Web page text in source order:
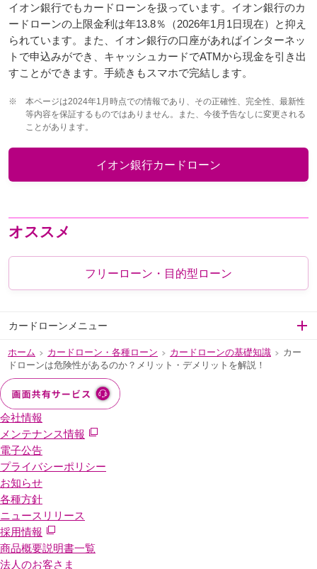
イオン銀行でもカードローンを扱っています。イオン銀行のカ
ードローンの上限金利は年13.8％（2026年1月1日現在）と抑え
られています。また、イオン銀行の口座があればインターネッ
トで申込みができ、キャッシュカードでATMから現金を引き出
すことができます。手続きもスマホで完結します。
※
本ページは2024年1月時点での情報であり、その正確性、完全性、最新性
等内容を保証するものではありません。また、今後予告なしに変更される
ことがあります。
イオン銀行カードローン
オススメ
フリーローン・目的型ローン
カードローンメニュー
ホーム >カードローン・各種ローン >カードローンの基礎知識 >カー
ドローンは危険性があるのか？メリット・デメリットを解説！
会社情報
メンテナンス情報
電子公告
プライバシーポリシー
お知らせ
各種方針
ニュースリリース
採用情報
商品概要説明書一覧
法人のお客さま